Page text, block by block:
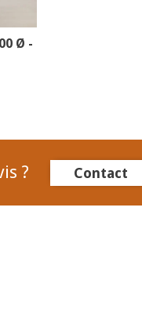
Ø -
? Contact